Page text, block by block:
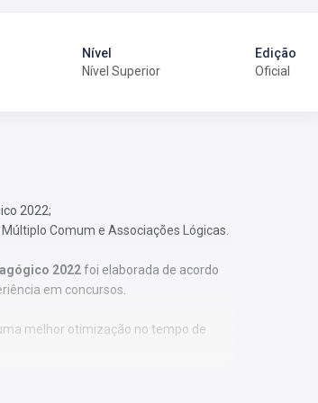
Nível
Nível Superior
Edição
Oficial
2022;
Comum e Associações Lógicas.
2022foi elaborada de acordo
em concursos.
melhor otimização no tempo de